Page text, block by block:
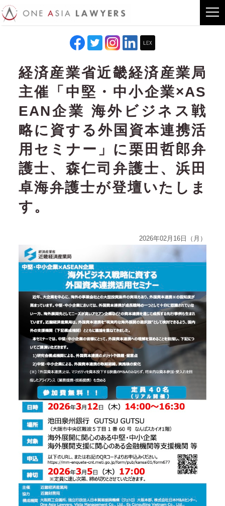
経済産業省近畿経済産業局
主催「中堅・中小企業×AS
EAN企業 海外ビジネス戦
略に資する外国資本連携活
用セミナー」に栗田哲郎弁
護士、森仁司弁護士、浜田
卓海弁護士が登壇いたしま
す。
2026年02月16日（月）